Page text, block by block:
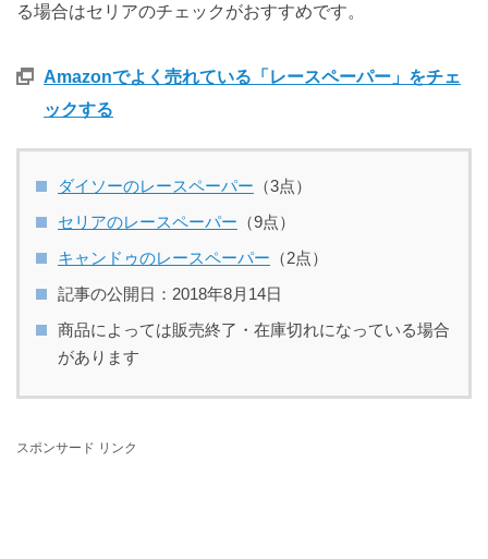
る場合はセリアのチェックがおすすめです。
Amazonでよく売れている「レースペーパー」をチェ
ックする
ダイソーのレースペーパー （3点）
セリアのレースペーパー （9点）
キャンドゥのレースペーパー （2点）
記事の公開日：2018年8月14日
商品によっては販売終了・在庫切れになっている場合
があります
スポンサード リンク